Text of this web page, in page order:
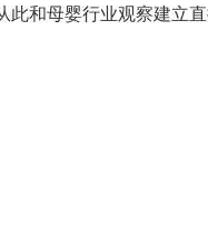
此和母婴行业观察建立直